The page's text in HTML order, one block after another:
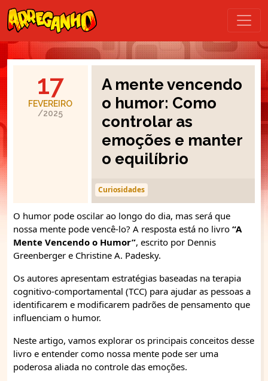
17
FEVEREIRO
/2025
A mente vencendo
o humor: Como
controlar as
emoções e manter
o equilíbrio
Curiosidades
O humor pode oscilar ao longo do dia, mas será que
nossa mente pode vencê-lo? A resposta está no livro “A
Mente Vencendo o Humor”, escrito por Dennis
Greenberger e Christine A. Padesky.
Os autores apresentam estratégias baseadas na terapia
cognitivo-comportamental (TCC) para ajudar as pessoas a
identificarem e modificarem padrões de pensamento que
influenciam o humor.
Neste artigo, vamos explorar os principais conceitos desse
livro e entender como nossa mente pode ser uma
poderosa aliada no controle das emoções.